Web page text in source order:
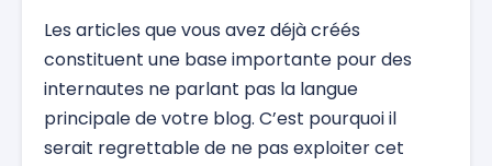
Les articles que vous avez déjà créés
constituent une base importante pour des
internautes ne parlant pas la langue
principale de votre blog. C’est pourquoi il
serait regrettable de ne pas exploiter cet